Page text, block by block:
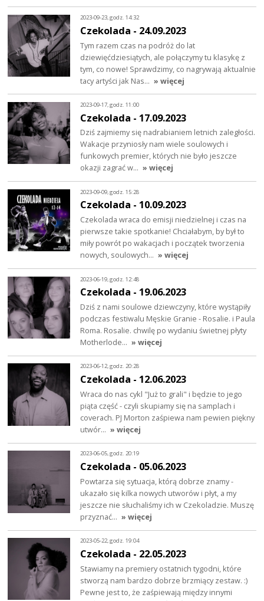
2023-09-23, godz. 14:32
Czekolada - 24.09.2023
Tym razem czas na podróż do lat
dziewięćdziesiątych, ale połączymy tu klasykę z
tym, co nowe! Sprawdzimy, co nagrywają aktualnie
tacy artyści jak Nas… » więcej
2023-09-17, godz. 11:00
Czekolada - 17.09.2023
Dziś zajmiemy się nadrabianiem letnich zaległości.
Wakacje przyniosły nam wiele soulowych i
funkowych premier, których nie było jeszcze
okazji zagrać w… » więcej
2023-09-09, godz. 15:28
Czekolada - 10.09.2023
Czekolada wraca do emisji niedzielnej i czas na
pierwsze takie spotkanie! Chciałabym, by był to
miły powrót po wakacjach i początek tworzenia
nowych, soulowych… » więcej
2023-06-19, godz. 12:48
Czekolada - 19.06.2023
Dziś z nami soulowe dziewczyny, które wystąpiły
podczas festiwalu Męskie Granie - Rosalie. i Paula
Roma. Rosalie. chwilę po wydaniu świetnej płyty
Motherlode… » więcej
2023-06-12, godz. 20:28
Czekolada - 12.06.2023
Wraca do nas cykl "Już to grali" i będzie to jego
piąta część - czyli skupiamy się na samplach i
coverach. PJ Morton zaśpiewa nam pewien piękny
utwór… » więcej
2023-06-05, godz. 20:19
Czekolada - 05.06.2023
Powtarza się sytuacja, którą dobrze znamy -
ukazało się kilka nowych utworów i płyt, a my
jeszcze nie słuchaliśmy ich w Czekoladzie. Muszę
przyznać… » więcej
2023-05-22, godz. 19:04
Czekolada - 22.05.2023
Stawiamy na premiery ostatnich tygodni, które
stworzą nam bardzo dobrze brzmiący zestaw. :)
Pewne jest to, że zaśpiewają między innymi